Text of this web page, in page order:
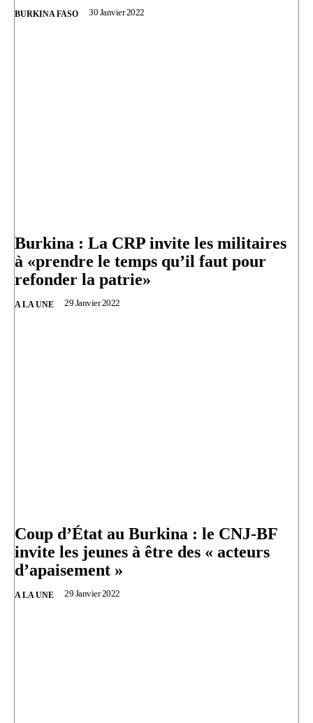
BURKINA FASO 30 Janvier 2022
Burkina : La CRP invite les militaires
à «prendre le temps qu’il faut pour
refonder la patrie»
A LA UNE 29 Janvier 2022
Coup d’État au Burkina : le CNJ-BF
invite les jeunes à être des « acteurs
d’apaisement »
A LA UNE 29 Janvier 2022